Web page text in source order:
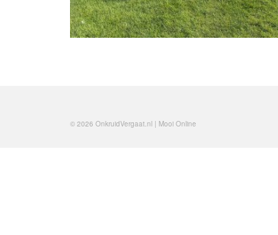
© 2026 OnkruidVergaat.nl | Mooi Online